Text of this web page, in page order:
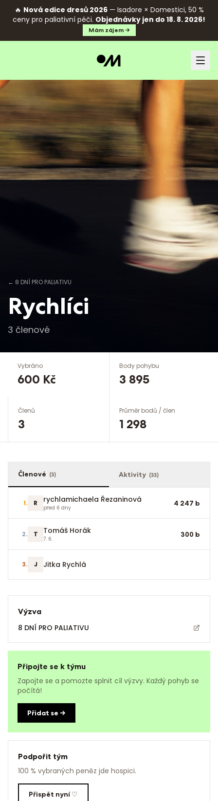
🔥 Nová edice dresů 2026— Isadore × Domestici, 50 %
ceny pro paliativní péči. Objednávky jen do 18. 8. 2026!
Mám zájem →
← 8 DNÍ PRO PALIATIVU
Rychlíci
3 členové
Vybráno
600 Kč
Body pohybu
3 895
Členů
3
Průměr bodů / člen
1 298
Členové (3) Aktivity (33)
1. R rychlamichaela Řezaninová
před 6 dny
4 247 b
2. T Tomáš Horák
7. 6.
300 b
3. J Jitka Rychlá
Výzva
8 DNÍ PRO PALIATIVU
Připojte se k týmu
Zapojte se a pomozte splnit cíl výzvy. Každý pohyb se
počítá!
Přidat se →
Podpořit tým
100 % vybraných peněz jde hospici.
Přispět nyní ♡